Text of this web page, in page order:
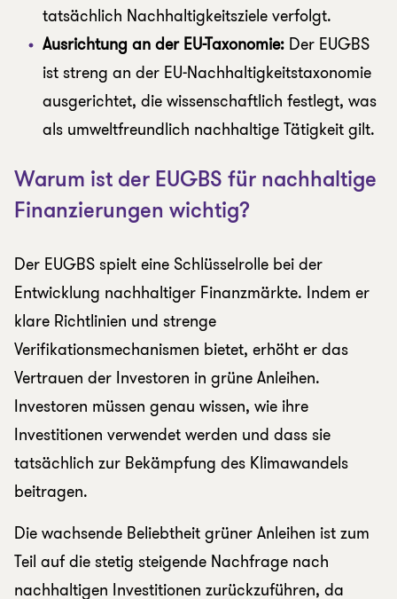
tatsächlich Nachhaltigkeitsziele verfolgt.
Ausrichtung an der EU-Taxonomie: Der EUGBS
ist streng an der EU-Nachhaltigkeitstaxonomie
ausgerichtet, die wissenschaftlich festlegt, was
als umweltfreundlich nachhaltige Tätigkeit gilt.
Warum ist der EUGBS für nachhaltige
Finanzierungen wichtig?
Der EUGBS spielt eine Schlüsselrolle bei der
Entwicklung nachhaltiger Finanzmärkte. Indem er
klare Richtlinien und strenge
Verifikationsmechanismen bietet, erhöht er das
Vertrauen der Investoren in grüne Anleihen.
Investoren müssen genau wissen, wie ihre
Investitionen verwendet werden und dass sie
tatsächlich zur Bekämpfung des Klimawandels
beitragen.
Die wachsende Beliebtheit grüner Anleihen ist zum
Teil auf die stetig steigende Nachfrage nach
nachhaltigen Investitionen zurückzuführen, da